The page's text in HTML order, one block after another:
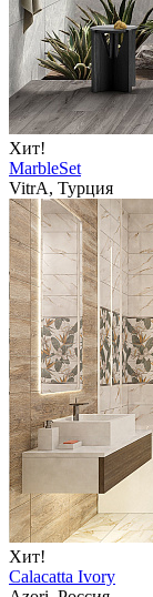
Хит!
MarbleSet
VitrA, Турция
Хит!
Calacatta Ivory